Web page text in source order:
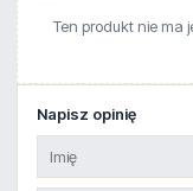
Ten produkt nie ma
Napisz opinię